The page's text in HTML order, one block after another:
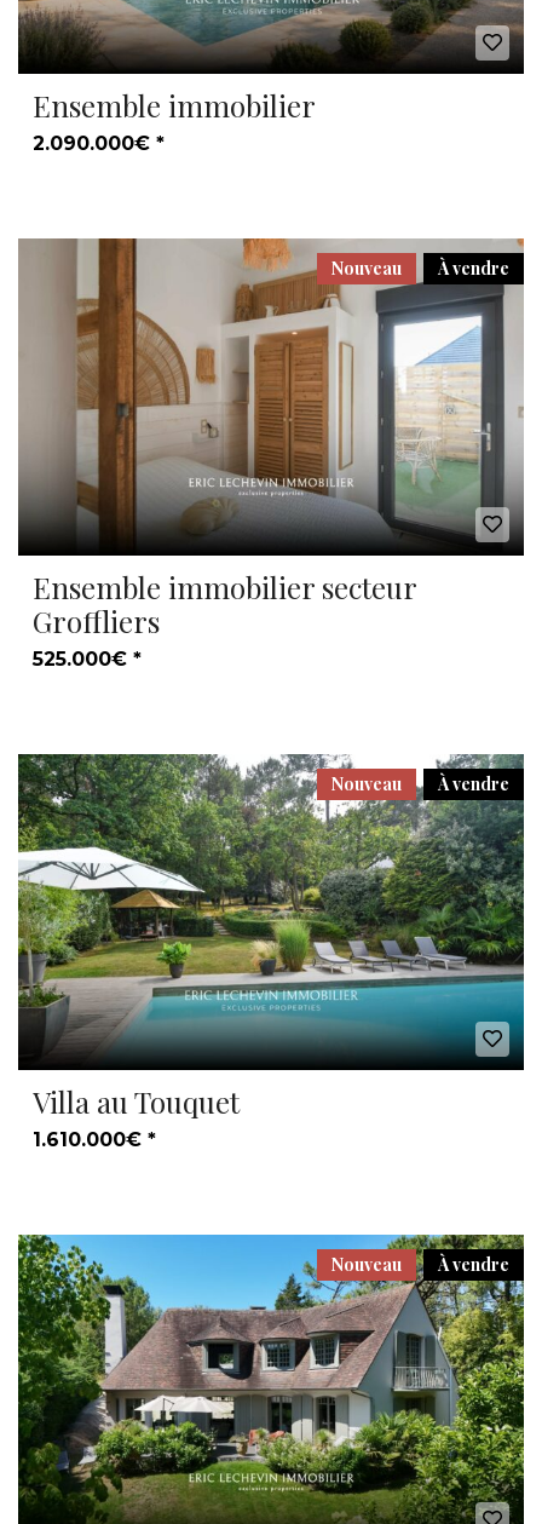
Ensemble immobilier
2.090.000€ *
À vendre
Nouveau
Ensemble immobilier secteur
Groffliers
525.000€ *
À vendre
Nouveau
Villa au Touquet
1.610.000€ *
À vendre
Nouveau